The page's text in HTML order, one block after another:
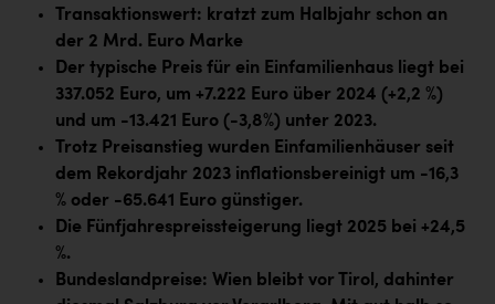
KIWI Kinderwunsch Institut Dr. Loimer
KLIPP Frisör
Kleider Bauer
Kremsmüller Anlagenbau GmbH
Maximarkt
Oldtimer Raststationen und Motorhotels
Österreichischer Kachelofenverband
Transaktionswert: kratzt zum Halbjahr schon an
der 2 Mrd. Euro Marke
Der typische Preis für ein Einfamilienhaus liegt bei
337.052 Euro, um +7.222 Euro über 2024 (+2,2 %)
und um -13.421 Euro (-3,8%) unter 2023.
Trotz Preisanstieg wurden Einfamilienhäuser seit
dem Rekordjahr 2023 inflationsbereinigt um -16,3
% oder -65.641 Euro günstiger.
Die Fünfjahrespreissteigerung liegt 2025 bei +24,5
%.
Bundeslandpreise: Wien bleibt vor Tirol, dahinter